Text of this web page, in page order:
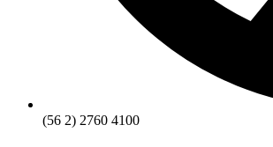
(56 2) 2760 4100